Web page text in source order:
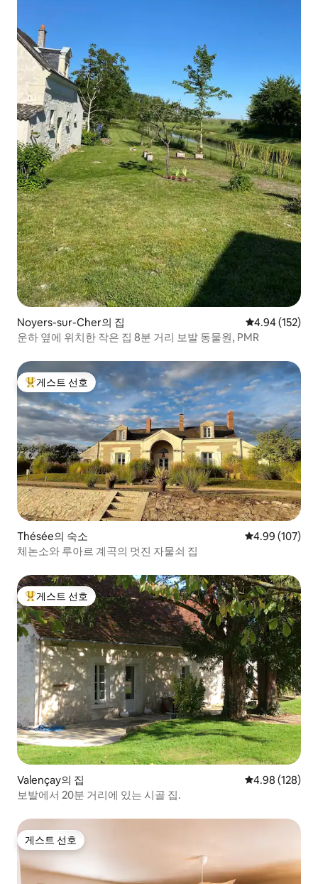
Noyers-sur-Cher의 집 평점 4.94점(5
4.94 (152)
운하 옆에 위치한 작은 집 8분 거리 보발 동물원, PMR
상위 게스트 선호
게스트 선호
Thésée의 숙소 평점 4.99점(5
4.99 (107)
체논소와 루아르 계곡의 멋진 자물쇠 집
상위 게스트 선호
게스트 선호
Valençay의 집 평점 4.98점(5
4.98 (128)
보발에서 20분 거리에 있는 시골 집.
게스트 선호
게스트 선호